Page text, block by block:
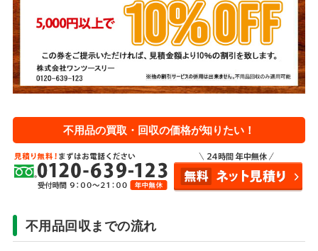
不用品の買取・回収の価格が知りたい！
不用品回収までの流れ